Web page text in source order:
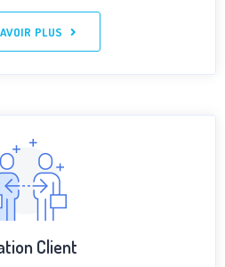
PLUS
Client